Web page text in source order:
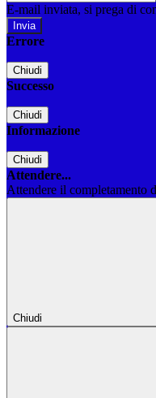
E-mail inviata, si prega di
Errore
Chiudi
Successo
Chiudi
Informazione
Chiudi
Attendere...
Attendere il completamento
Chiudi